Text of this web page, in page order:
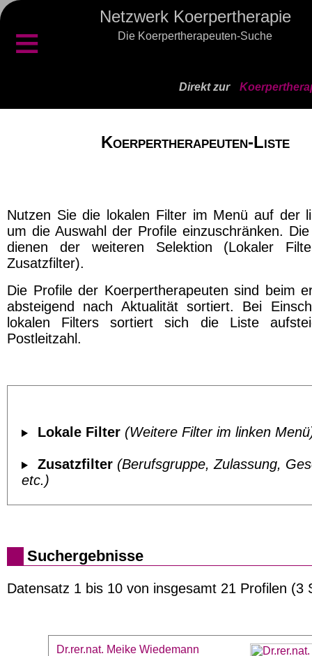
Netzwerk Koerpertherapie
Die Koerpertherapeuten-Suche
≡
Direkt zur
Koerpertherapeuten-Liste
Nutzen Sie die lokalen Filter im Menü auf der
um die Auswahl der Profile einzuschränken.
dienen der weiteren Selektion (Lokaler
Zusatzfilter).
Die Profile der Koerpertherapeuten sind beim
absteigend nach Aktualität sortiert. Bei
lokalen Filters sortiert sich die Liste
Postleitzahl.
Lokale Filter (Weitere Filter im linken
Zusatzfilter (Berufsgruppe, Zulassung,
etc.)
Suchergebnisse
Datensatz 1 bis 10 von insgesamt 21 Profilen (3
Dr.rer.nat. Meike Wiedemann